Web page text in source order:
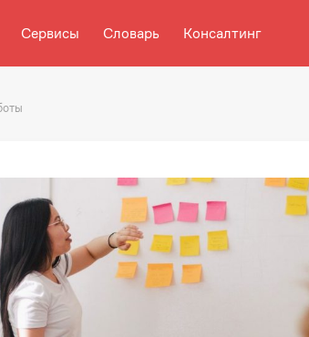
Сервисы Словарь Консалтинг